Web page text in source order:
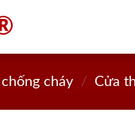
cháy / Cửa